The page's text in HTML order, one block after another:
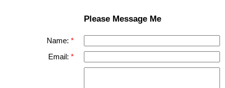
Please Message Me
Name:
Email: